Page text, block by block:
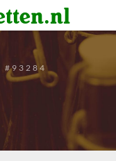
#93284